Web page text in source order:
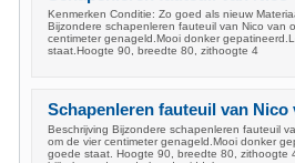
Kenmerken Conditie: Zo goed als nieuw
Bijzondere schapenleren fauteuil van Nico van
centimeter genageld.Mooi donker
staat.Hoogte 90, breedte 80, zithoogte 4
Schapenleren fauteuil van Nico
Beschrijving Bijzondere schapenleren fauteuil
om de vier centimeter genageld.Mooi donker
goede staat. Hoogte 90, breedte 80, zithoogte